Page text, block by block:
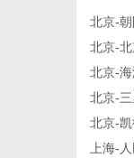
北京-
北京-
北京-
北京-
北京-
上海-